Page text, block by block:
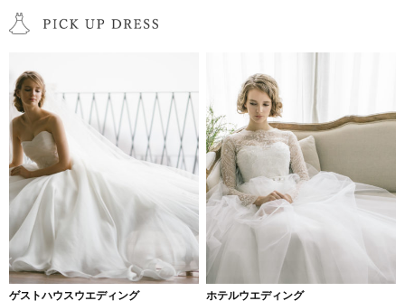
ゲストハウスウエディング ホテルウエディング